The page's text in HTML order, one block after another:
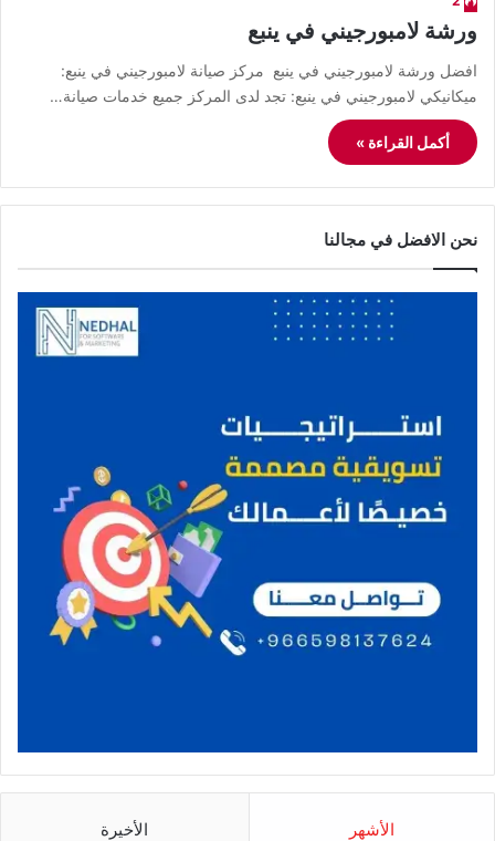
ورشة لامبورجيني في ينبع
افضل ورشة لامبورجيني في ينبع مركز صيانة لامبورجيني في ينبع:
ميكانيكي لامبورجيني في ينبع: تجد لدى المركز جميع خدمات صيانة…
أكمل القراءة »
نحن الافضل في مجالنا
الأشهر الأخيرة